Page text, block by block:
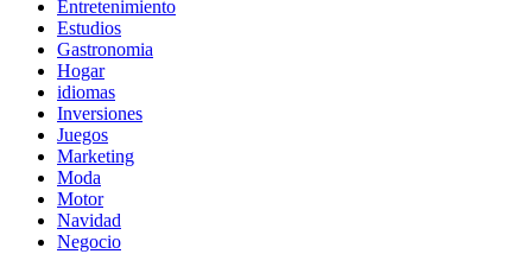
Entretenimiento
Estudios
Gastronomia
Hogar
idiomas
Inversiones
Juegos
Marketing
Moda
Motor
Navidad
Negocio